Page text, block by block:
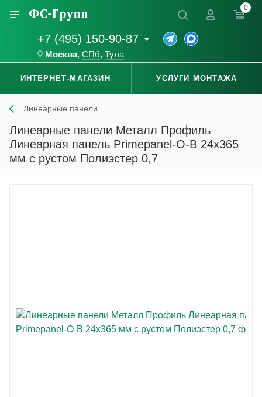
+7 (495) 150-90-87
Москва, СПб, Тула
0
ИНТЕРНЕТ-МАГАЗИН УСЛУГИ МОНТАЖА
Линеарные панели
Линеарные панели Металл Профиль
Линеарная панель Primepanel-О-В 24х365
мм с рустом Полиэстер 0,7